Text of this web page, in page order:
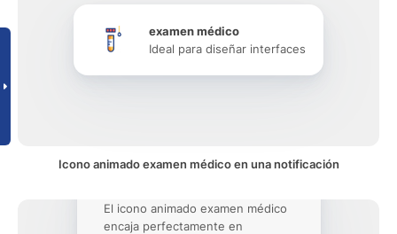
examen médico
Ideal para diseñar interfaces
Icono animado examen médico en una notificación
El icono animado examen médico
encaja perfectamente en